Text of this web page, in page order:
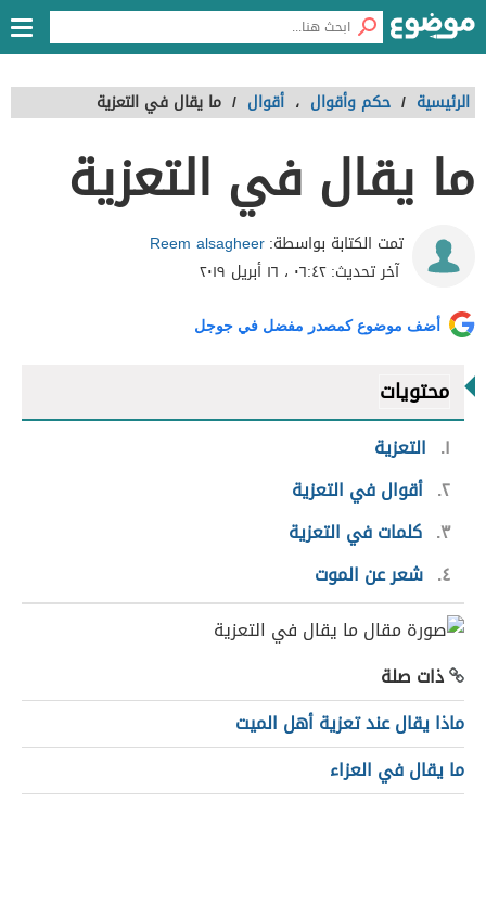
الرئيسية / حكم وأقوال ، أقوال / ما يقال في التعزية
ما يقال في التعزية
تمت الكتابة بواسطة:Reem alsagheer
آخر تحديث:٠٦:٤٢ ، ١٦ أبريل ٢٠١٩
أضف موضوع كمصدر مفضل في جوجل
محتويات
١
التعزية
٢ أقوال في التعزية
٣ كلمات في التعزية
٤ شعر عن الموت
ذات صلة
ماذا يقال عند تعزية أهل الميت
ما يقال في العزاء